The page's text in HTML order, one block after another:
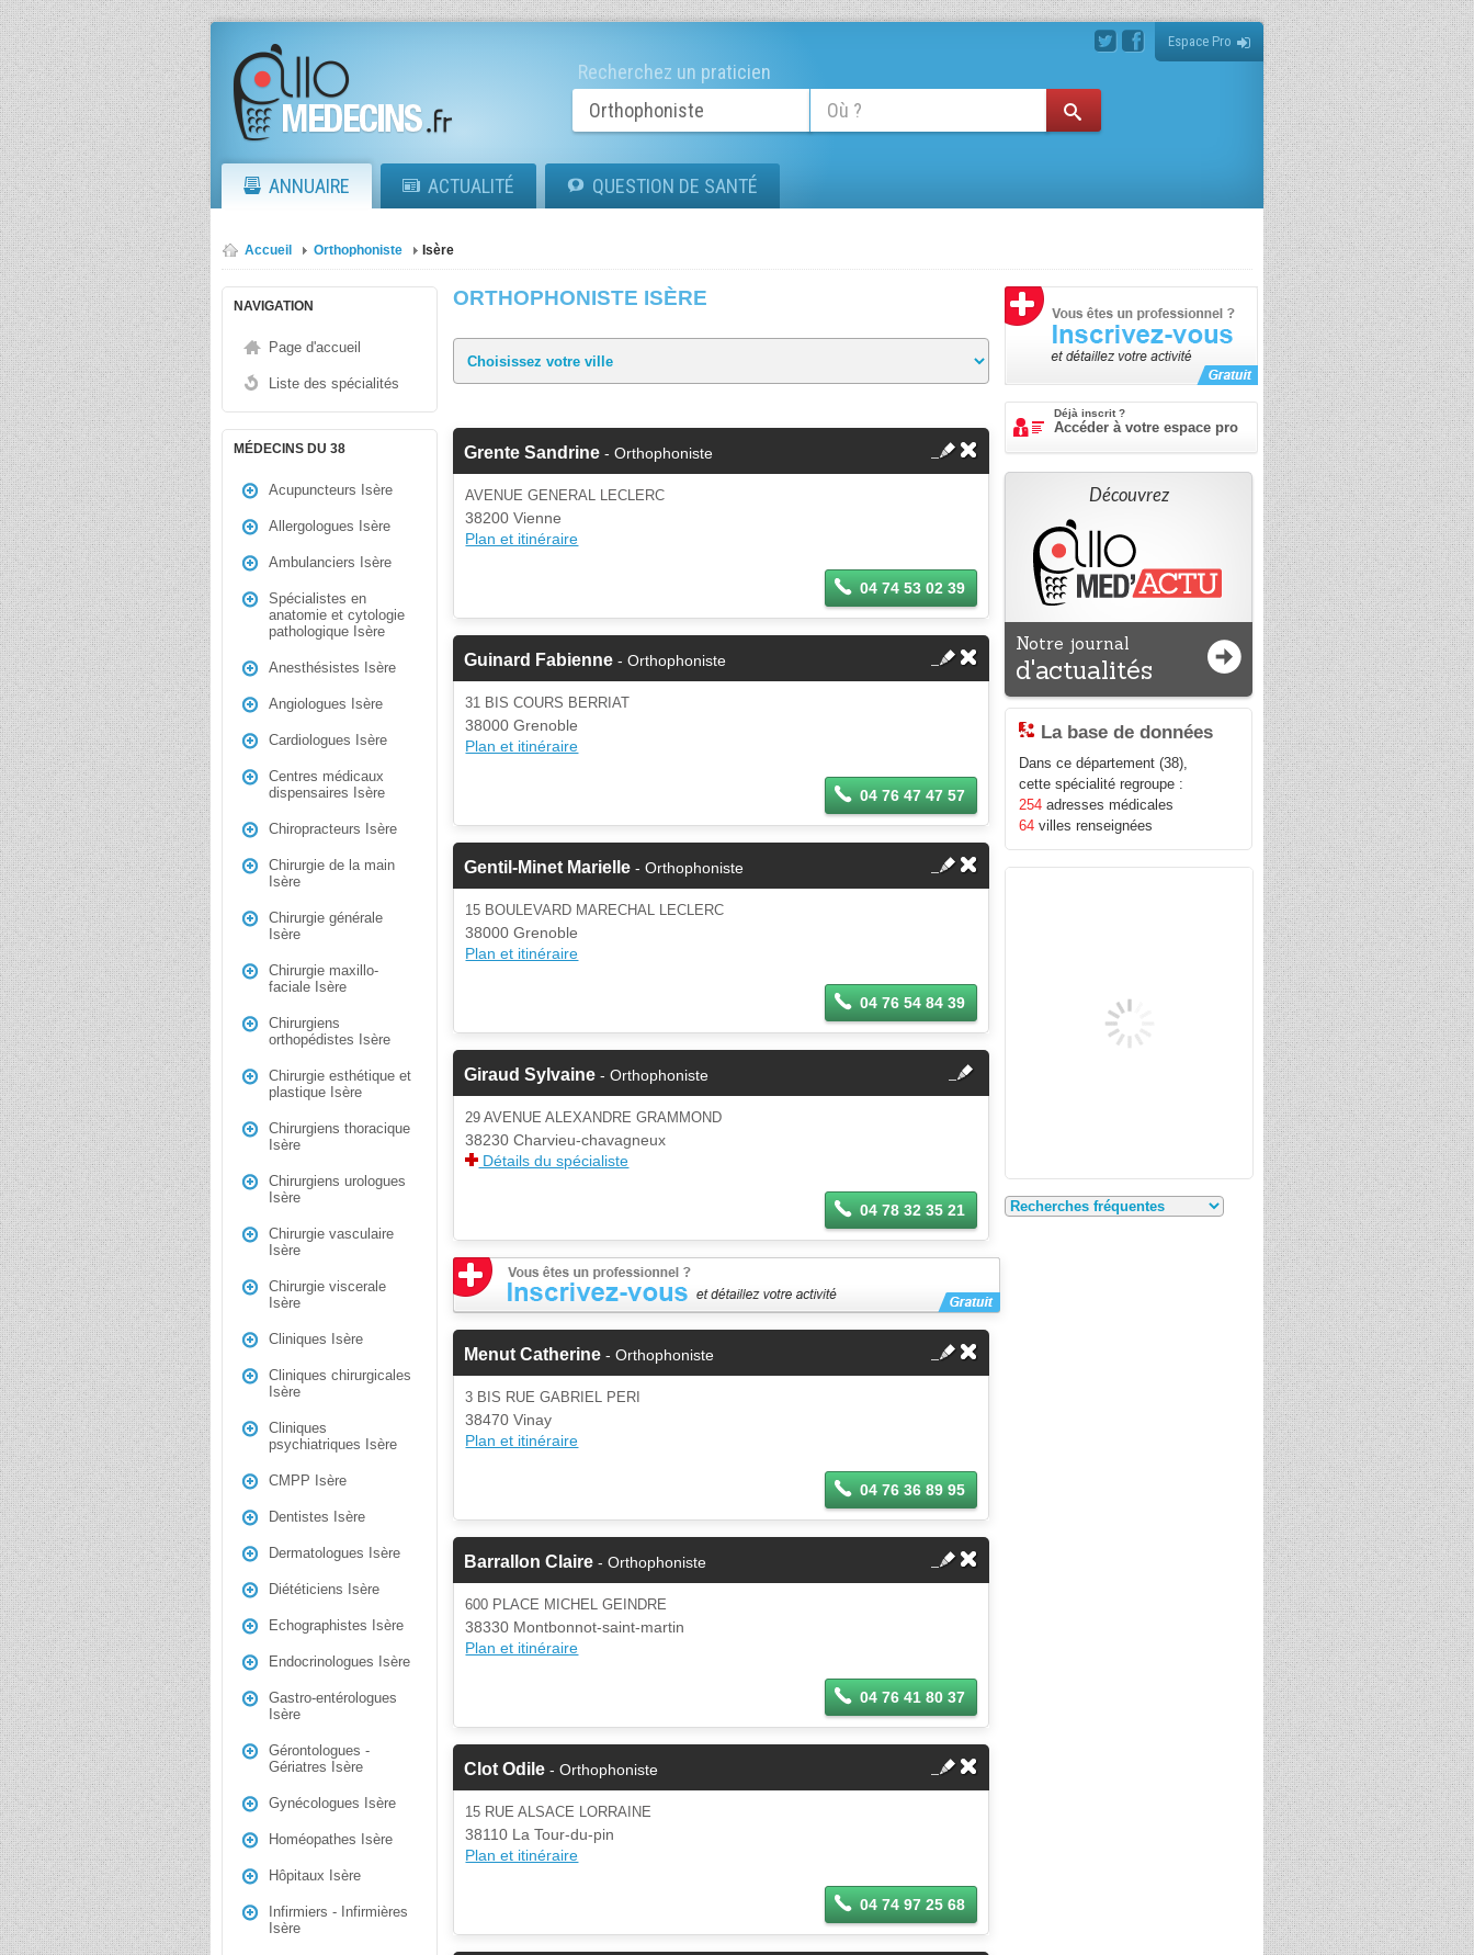
Espace Pro
Recherchez un praticien
ANNUAIRE ACTUALITÉ QUESTION DE SANTÉ
Accueil Orthophoniste Isère
NAVIGATION
Page d'accueil
Liste des spécialités
MÉDECINS DU 38
Acupuncteurs Isère
Allergologues Isère
Ambulanciers Isère
Spécialistes en
anatomie et cytologie
pathologique Isère
Anesthésistes Isère
Angiologues Isère
Cardiologues Isère
Centres médicaux
dispensaires Isère
Chiropracteurs Isère
Chirurgie de la main
Isère
Chirurgie générale
Isère
Chirurgie maxillo-
faciale Isère
Chirurgiens
orthopédistes Isère
Chirurgie esthétique et
plastique Isère
Chirurgiens thoracique
Isère
Chirurgiens urologues
Isère
Chirurgie vasculaire
Isère
Chirurgie viscerale
Isère
Cliniques Isère
Cliniques chirurgicales
Isère
Cliniques
psychiatriques Isère
CMPP Isère
Dentistes Isère
Dermatologues Isère
Diététiciens Isère
Echographistes Isère
Endocrinologues Isère
Gastro-entérologues
Isère
Gérontologues -
Gériatres Isère
Gynécologues Isère
Homéopathes Isère
Hôpitaux Isère
Infirmiers - Infirmières
Isère
ORTHOPHONISTE ISÈRE
Grente Sandrine - Orthophoniste
AVENUE GENERAL LECLERC
38200 Vienne
Plan et itinéraire
04 74 53 02 39
Guinard Fabienne - Orthophoniste
31 BIS COURS BERRIAT
38000 Grenoble
Plan et itinéraire
04 76 47 47 57
Gentil-Minet Marielle - Orthophoniste
15 BOULEVARD MARECHAL LECLERC
38000 Grenoble
Plan et itinéraire
04 76 54 84 39
Giraud Sylvaine - Orthophoniste fermer
Cette fiche est la propriété
d'un membre.
Si vous êtes ce membre, mettez à
jour ces informations sur votre
29 AVENUE ALEXANDRE GRAMMOND
38230 Charvieu-chavagneux
Détails du spécialiste
04 78 32 35 21
Menut Catherine - Orthophoniste
3 BIS RUE GABRIEL PERI
38470 Vinay
Plan et itinéraire
04 76 36 89 95
Barrallon Claire - Orthophoniste
600 PLACE MICHEL GEINDRE
38330 Montbonnot-saint-martin
Plan et itinéraire
04 76 41 80 37
Clot Odile - Orthophoniste
15 RUE ALSACE LORRAINE
38110 La Tour-du-pin
Plan et itinéraire
04 74 97 25 68
Déjà inscrit ?
Accéder à votre espace pro
Découvrez
Notre journal
d'actualités
La base de données
Dans ce département (38),
cette spécialité regroupe :
254 adresses médicales
64 villes renseignées